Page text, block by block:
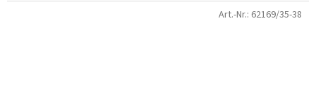
Art.-Nr.: 62169/35-38